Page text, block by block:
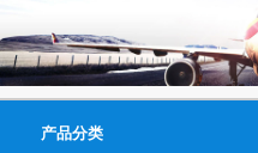
产品分类